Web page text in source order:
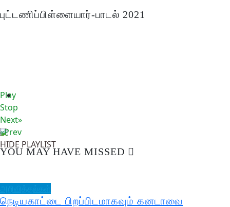
புட்டணிப்பிள்ளையார்-பாடல் 2021
Play
Stop
Next»
«Prev
HIDE PLAYLIST
YOU MAY HAVE MISSED
நெடியகாட்டை பிறப்பிடமாகவும் கனடாவை